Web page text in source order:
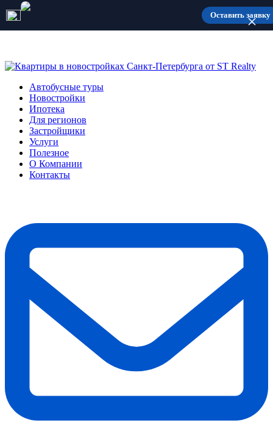
Количество мест ограничено
Автобусные туры
Новостройки
Ипотека
Для регионов
Застройщики
Услуги
Полезное
О Компании
Контакты
Оставить заявку